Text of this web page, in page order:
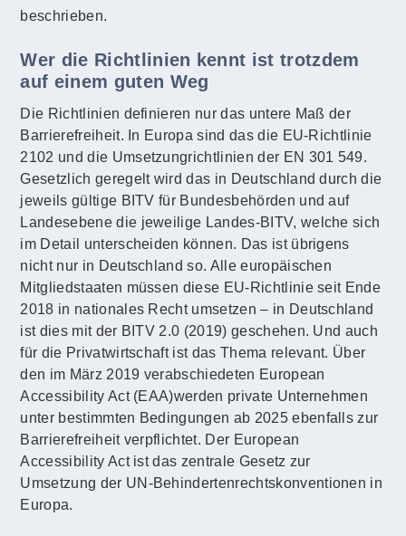
beschrieben.
Wer die Richtlinien kennt ist trotzdem
auf einem guten Weg
Die Richtlinien definieren nur das untere Maß der
Barrierefreiheit. In Europa sind das die EU-Richtlinie
2102 und die Umsetzungrichtlinien der EN 301 549.
Gesetzlich geregelt wird das in Deutschland durch die
jeweils gültige BITV für Bundesbehörden und auf
Landesebene die jeweilige Landes-BITV, welche sich
im Detail unterscheiden können. Das ist übrigens
nicht nur in Deutschland so. Alle europäischen
Mitgliedstaaten müssen diese EU-Richtlinie seit Ende
2018 in nationales Recht umsetzen – in Deutschland
ist dies mit der BITV 2.0 (2019) geschehen. Und auch
für die Privatwirtschaft ist das Thema relevant. Über
den im März 2019 verabschiedeten European
Accessibility Act (EAA)werden private Unternehmen
unter bestimmten Bedingungen ab 2025 ebenfalls zur
Barrierefreiheit verpflichtet. Der European
Accessibility Act ist das zentrale Gesetz zur
Umsetzung der UN-Behindertenrechtskonventionen in
Europa.